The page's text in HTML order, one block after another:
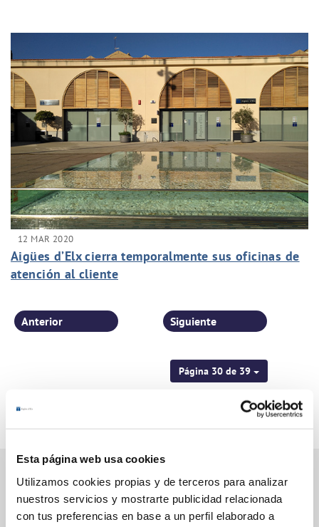
Esta página web usa cookies
Utilizamos cookies propias y de terceros para analizar
nuestros servicios y mostrarte publicidad relacionada
con tus preferencias en base a un perfil elaborado a
12 MAR 2020
Aigües d’Elx cierra temporalmente sus oficinas de
atención al cliente
Página 30 de 39
Anterior Siguiente
Gestiones Online